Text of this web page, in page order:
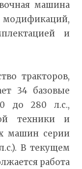
машина
модификаций,
и
тракторов,
34 базовые
до 280 л.с.,
техники и
машин серии
В текущем
работа